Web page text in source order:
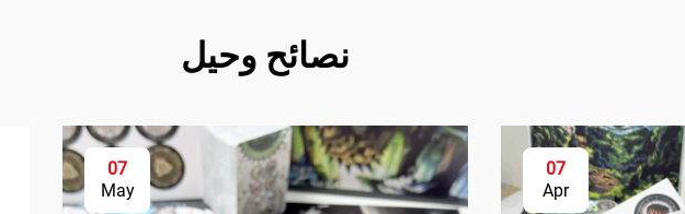
نصائح وحيل
07
Apr
07
May